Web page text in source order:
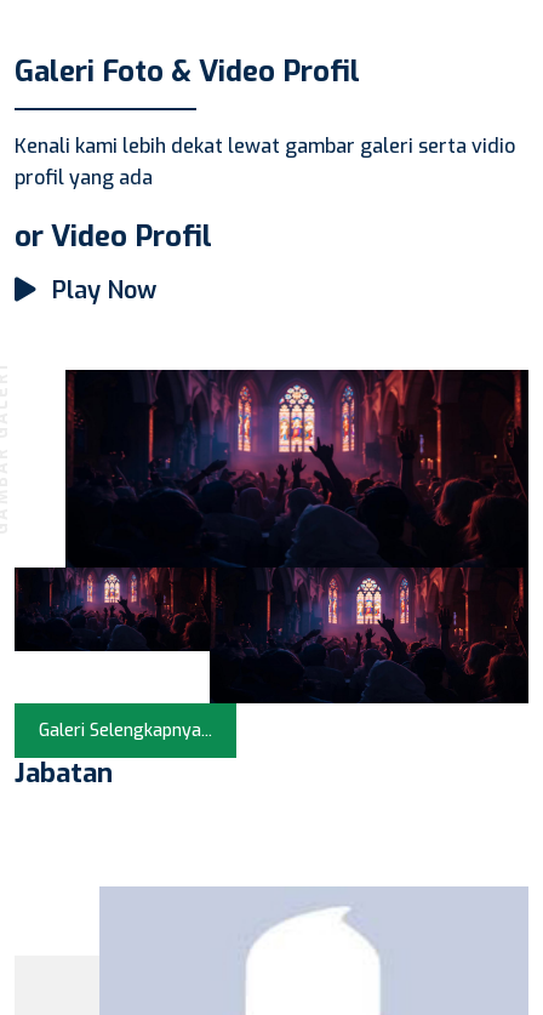
Galeri Foto & Video Profil
Kenali kami lebih dekat lewat gambar galeri serta vidio
profil yang ada
or Video Profil
Play Now
Galeri Selengkapnya...
Jabatan